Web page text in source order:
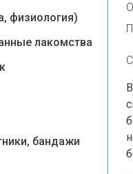
физиология)
лакомства
бандажи